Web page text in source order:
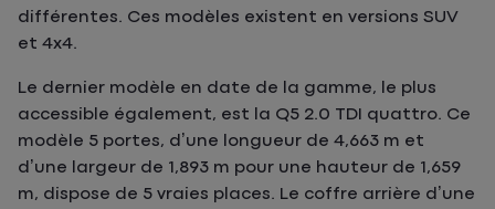
différentes. Ces modèles existent en versions SUV
et 4x4.
Le dernier modèle en date de la gamme, le plus
accessible également, est la Q5 2.0 TDI quattro. Ce
modèle 5 portes, d’une longueur de 4,663 m et
d’une largeur de 1,893 m pour une hauteur de 1,659
m, dispose de 5 vraies places. Le coffre arrière d’une